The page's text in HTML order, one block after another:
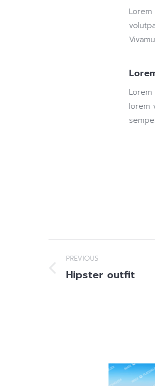
lorem
Project
navigation
PREVIOUS
Previous
Hipster outfit